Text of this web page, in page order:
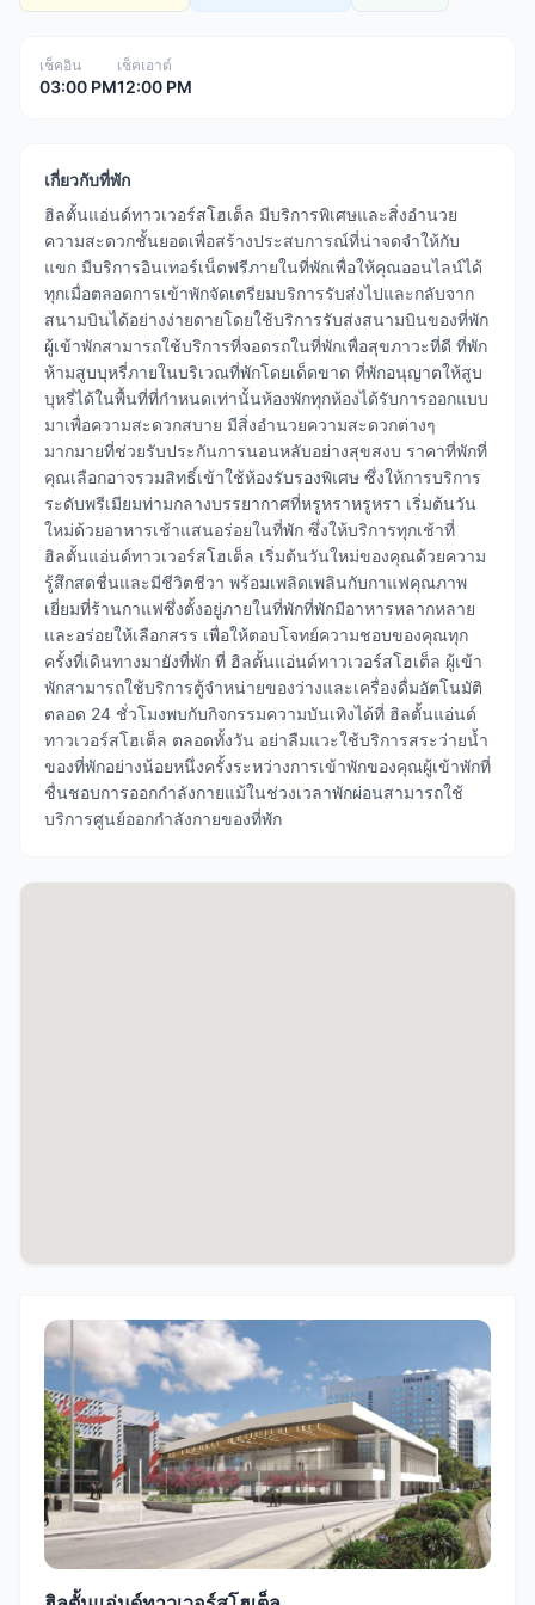
เช็คอิน
03:00 PM
เช็คเอาต์
12:00 PM
เกี่ยวกับที่พัก
ฮิลตั้นแอ่นด์ทาวเวอร์สโฮเต็ล มีบริการพิเศษและสิ่งอำนวย
ความสะดวกชั้นยอดเพื่อสร้างประสบการณ์ที่น่าจดจำให้กับ
แขก มีบริการอินเทอร์เน็ตฟรีภายในที่พักเพื่อให้คุณออนไลน์ได้
ทุกเมื่อตลอดการเข้าพักจัดเตรียมบริการรับส่งไปและกลับจาก
สนามบินได้อย่างง่ายดายโดยใช้บริการรับส่งสนามบินของที่พัก
ผู้เข้าพักสามารถใช้บริการที่จอดรถในที่พักเพื่อสุขภาวะที่ดี ที่พัก
ห้ามสูบบุหรี่ภายในบริเวณที่พักโดยเด็ดขาด ที่พักอนุญาตให้สูบ
บุหรี่ได้ในพื้นที่ที่กำหนดเท่านั้นห้องพักทุกห้องได้รับการออกแบบ
มาเพื่อความสะดวกสบาย มีสิ่งอำนวยความสะดวกต่างๆ
มากมายที่ช่วยรับประกันการนอนหลับอย่างสุขสงบ ราคาที่พักที่
คุณเลือกอาจรวมสิทธิ์เข้าใช้ห้องรับรองพิเศษ ซึ่งให้การบริการ
ระดับพรีเมียมท่ามกลางบรรยากาศที่หรูหราหรูหรา เริ่มต้นวัน
ใหม่ด้วยอาหารเช้าแสนอร่อยในที่พัก ซึ่งให้บริการทุกเช้าที่
ฮิลตั้นแอ่นด์ทาวเวอร์สโฮเต็ล เริ่มต้นวันใหม่ของคุณด้วยความ
รู้สึกสดชื่นและมีชีวิตชีวา พร้อมเพลิดเพลินกับกาแฟคุณภาพ
เยี่ยมที่ร้านกาแฟซึ่งตั้งอยู่ภายในที่พักที่พักมีอาหารหลากหลาย
และอร่อยให้เลือกสรร เพื่อให้ตอบโจทย์ความชอบของคุณทุก
ครั้งที่เดินทางมายังที่พัก ที่ ฮิลตั้นแอ่นด์ทาวเวอร์สโฮเต็ล ผู้เข้า
พักสามารถใช้บริการตู้จำหน่ายของว่างและเครื่องดื่มอัตโนมัติ
ตลอด 24 ชั่วโมงพบกับกิจกรรมความบันเทิงได้ที่ ฮิลตั้นแอ่นด์
ทาวเวอร์สโฮเต็ล ตลอดทั้งวัน อย่าลืมแวะใช้บริการสระว่ายน้ำ
ของที่พักอย่างน้อยหนึ่งครั้งระหว่างการเข้าพักของคุณผู้เข้าพักที่
ชื่นชอบการออกกำลังกายแม้ในช่วงเวลาพักผ่อนสามารถใช้
บริการศูนย์ออกกำลังกายของที่พัก